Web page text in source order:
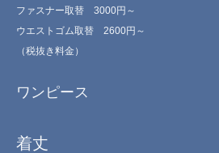
ファスナー取替 3000円～
ウエストゴム取替 2600円～
（税抜き料金）
ワンピース
着丈